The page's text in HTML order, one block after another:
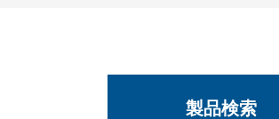
製品検索